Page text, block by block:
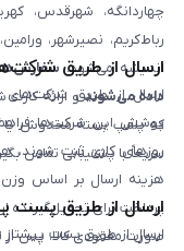
چهاردانگه، شهرقدس،
رباط‌کریم، نصیرشهر،
اندیشه می‌شود.
داده می‌شوندو ارائه کارت
که پلمپ بسته مخدوش یا
سریعاً با پشتیبانی تماس
ارسال از طریق
ارسال از طریق
روزهای کاری ثبت شوند،
هزینه ارسال بر اساس
پرداخت برای تحویل‌گیرنده
صورت مفقودی کالا، پس از
ارسال از طریق پست
ارسال از طریق پست